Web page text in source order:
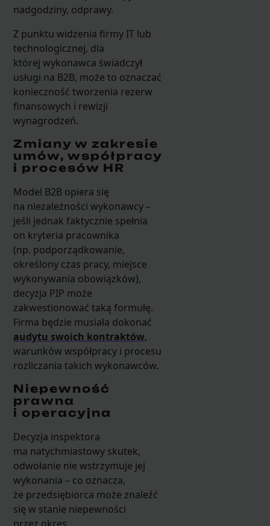
nadgodziny, odprawy.
Z punktu widzenia firmy IT lub
technologicznej, dla
której wykonawca świadczył
usługi na B2B, może to oznaczać
konieczność tworzenia rezerw
finansowych i rewizji
wynagrodzeń.
Zmiany w zakresie
umów, współpracy
i procesów HR
Model B2B opiera się
na niezależności wykonawcy –
jeśli jednak faktycznie spełnia
on kryteria pracownika
(np. podporządkowanie,
określony czas pracy, miejsce
wykonywania obowiązków),
decyzja PIP może
zakwestionować taką formułę.
Firma będzie musiała dokonać
audytu swoich kontraktów,
warunków współpracy i procesu
rozliczania takich wykonawców.
Niepewność
prawna
i operacyjna
Decyzja inspektora
ma natychmiastowy skutek,
odwołanie nie wstrzymuje jej
wykonania – co oznacza,
że przedsiębiorca może znaleźć
się w stanie niepewności